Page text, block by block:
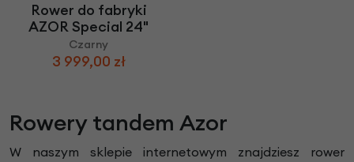
Rower do fabryki
AZOR Special 24"
Czarny
3 999,00 zł
Rowery tandem Azor
W naszym sklepie internetowym znajdziesz rower